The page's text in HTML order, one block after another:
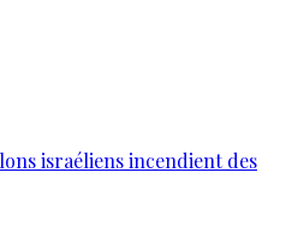
israéliens incendient des